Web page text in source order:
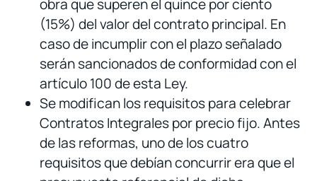
obra que superen el quince por ciento
(15%) del valor del contrato principal. En
caso de incumplir con el plazo señalado
serán sancionados de conformidad con el
artículo 100 de esta Ley.
Se modifican los requisitos para celebrar
Contratos Integrales por precio fijo. Antes
de las reformas, uno de los cuatro
requisitos que debían concurrir era que el